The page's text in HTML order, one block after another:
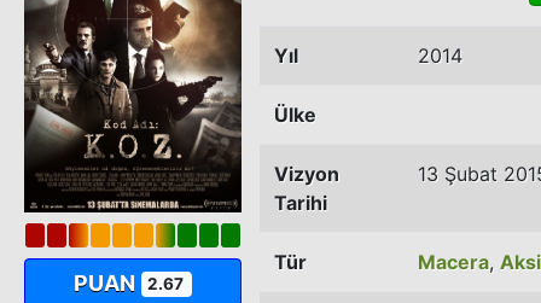
PUAN 2.67
Yıl 2014
Ülke
Vizyon
Tarihi
13 Şubat
Tür Macera,